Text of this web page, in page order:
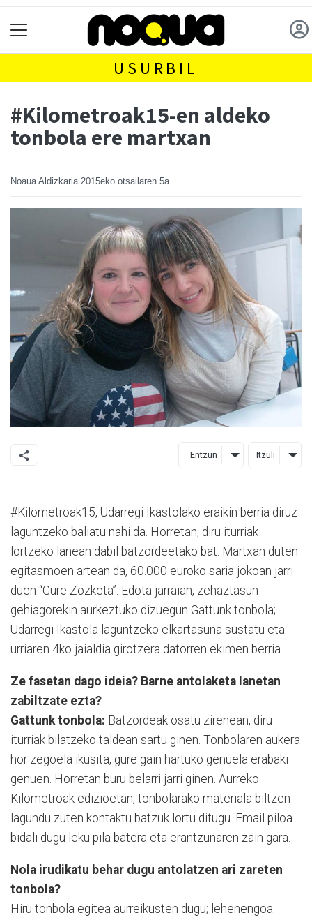
USURBIL
#Kilometroak15-en aldeko
tonbola ere martxan
Noaua Aldizkaria 2015eko otsailaren 5a
Entzun Itzuli
#Kilometroak15, Udarregi Ikastolako eraikin berria diruz
laguntzeko baliatu nahi da. Horretan, diru iturriak
lortzeko lanean dabil batzordeetako bat. Martxan duten
egitasmoen artean da, 60.000 euroko saria jokoan jarri
duen “Gure Zozketa”. Edota jarraian, zehaztasun
gehiagorekin aurkeztuko dizuegun Gattunk tonbola;
Udarregi Ikastola laguntzeko elkartasuna sustatu eta
urriaren 4ko jaialdia girotzera datorren ekimen berria.
Ze fasetan dago ideia? Barne antolaketa lanetan
zabiltzate ezta?
Gattunk tonbola: Batzordeak osatu zirenean, diru
iturriak bilatzeko taldean sartu ginen. Tonbolaren aukera
hor zegoela ikusita, gure gain hartuko genuela erabaki
genuen. Horretan buru belarri jarri ginen. Aurreko
Kilometroak edizioetan, tonbolarako materiala biltzen
lagundu zuten kontaktu batzuk lortu ditugu. Email piloa
bidali dugu leku pila batera eta erantzunaren zain gara.
Nola irudikatu behar dugu antolatzen ari zareten
tonbola?
Hiru tonbola egitea aurreikusten dugu; lehenengoa